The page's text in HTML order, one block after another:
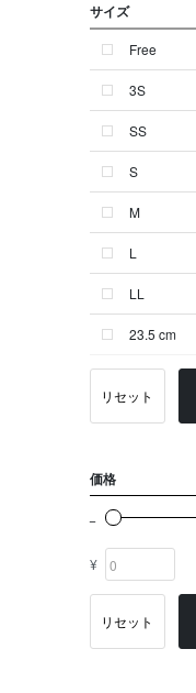
オレンジ系
シルバー系
ゴールド系
その他
イニシャル
OTHERS
サイズ
Free
3S
SS
S
M
L
LL
23.5 cm
24.0 cm
リセット
価格
¥
リセット